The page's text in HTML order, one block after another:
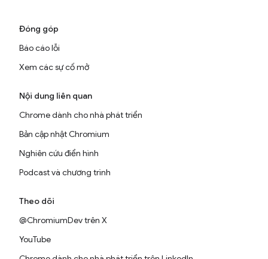
Đóng góp
Báo cáo lỗi
Xem các sự cố mở
Nội dung liên quan
Chrome dành cho nhà phát triển
Bản cập nhật Chromium
Nghiên cứu điển hình
Podcast và chương trình
Theo dõi
@ChromiumDev trên X
YouTube